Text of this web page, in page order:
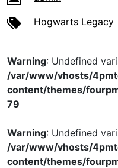
Hogwarts Legacy
Warning: Undefined
/var/www/vhosts/
content/themes/
79
Warning: Undefined
/var/www/vhosts/
content/themes/